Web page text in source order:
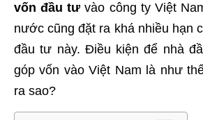
vốn đầu tư vào công ty Việt
nước cũng đặt ra khá nhiều hạn
đầu tư này. Điều kiện để nhà
góp vốn vào Việt Nam là như
ra sao?